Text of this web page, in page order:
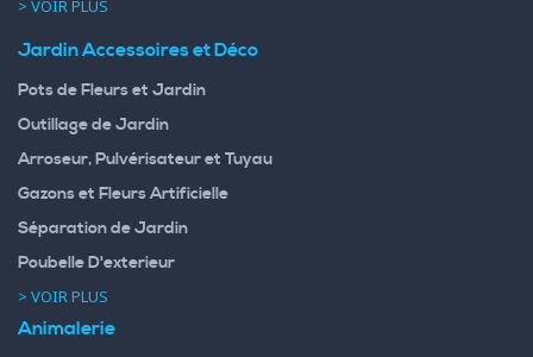
> VOIR PLUS
Jardin Accessoires et Déco
Pots de Fleurs et Jardin
Outillage de Jardin
Arroseur, Pulvérisateur et Tuyau
Gazons et Fleurs Artificielle
Séparation de Jardin
Poubelle D'exterieur
> VOIR PLUS
Animalerie